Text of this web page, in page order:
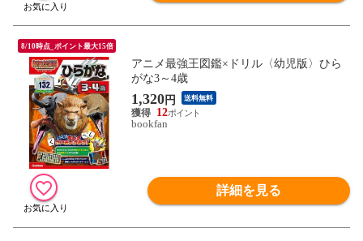
8/10時点_ポイント最大15倍
アニメ最強王図鑑×ドリル〈幼児版〉ひら
がな3～4歳
1,320円 送料無料
12
bookfan
詳細を見る